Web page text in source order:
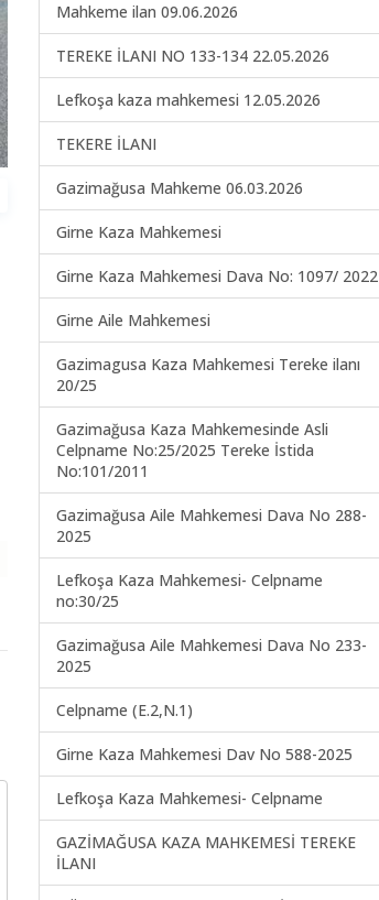
Mahkeme ilan 09.06.2026
TEREKE İLANI NO 133-134 22.05.2026
Lefkoşa kaza mahkemesi 12.05.2026
TEKERE İLANI
Gazimağusa Mahkeme 06.03.2026
Girne Kaza Mahkemesi
Girne Kaza Mahkemesi Dava No: 1097/ 2022
Girne Aile Mahkemesi
Gazimagusa Kaza Mahkemesi Tereke ilanı
20/25
Gazimağusa Kaza Mahkemesinde Asli
Celpname No:25/2025 Tereke İstida
No:101/2011
Gazimağusa Aile Mahkemesi Dava No 288-
2025
Lefkoşa Kaza Mahkemesi- Celpname
no:30/25
Gazimağusa Aile Mahkemesi Dava No 233-
2025
Celpname (E.2,N.1)
Girne Kaza Mahkemesi Dav No 588-2025
Lefkoşa Kaza Mahkemesi- Celpname
GAZİMAĞUSA KAZA MAHKEMESİ TEREKE
İLANI